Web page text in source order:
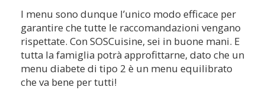
I menu sono dunque l’unico modo efficace per
garantire che tutte le raccomandazioni vengano
rispettate. Con SOSCuisine, sei in buone mani. E
tutta la famiglia potrà approfittarne, dato che un
menu diabete di tipo 2 è un menu equilibrato
che va bene per tutti!